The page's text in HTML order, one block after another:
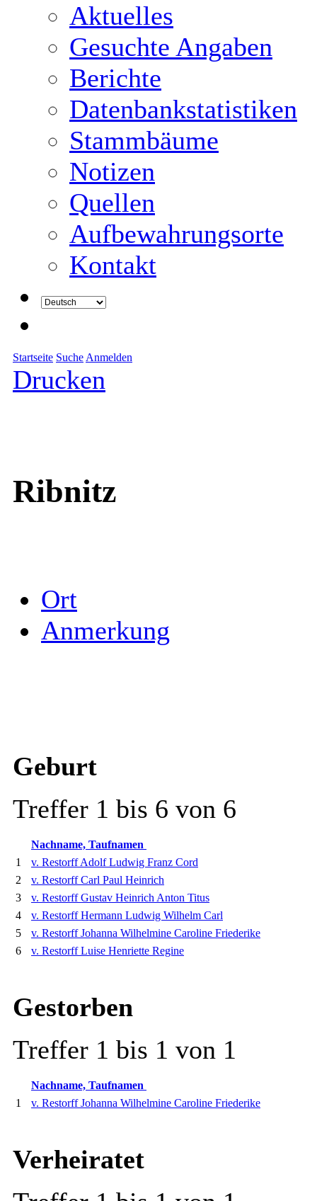
Aktuelles
Gesuchte Angaben
Berichte
Datenbankstatistiken
Stammbäume
Notizen
Quellen
Aufbewahrungsorte
Kontakt
Startseite Suche Anmelden
Drucken
Ribnitz
Ort
Anmerkung
Geburt
Treffer 1 bis 6 von 6
Nachname, Taufnamen
1
v. Restorff Adolf Ludwig Franz Cord
2
v. Restorff Carl Paul Heinrich
3
v. Restorff Gustav Heinrich Anton Titus
4
v. Restorff Hermann Ludwig Wilhelm Carl
5
v. Restorff Johanna Wilhelmine Caroline Friederike
6
v. Restorff Luise Henriette Regine
Gestorben
Treffer 1 bis 1 von 1
Nachname, Taufnamen
1
v. Restorff Johanna Wilhelmine Caroline Friederike
Verheiratet